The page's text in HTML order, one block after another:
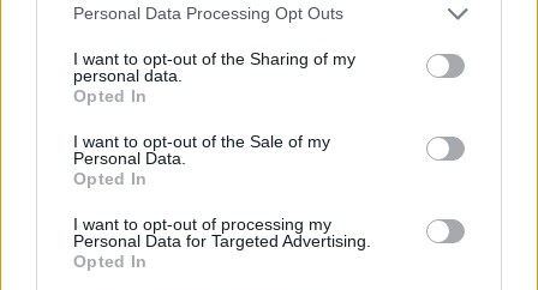
Personal Data Processing Opt Outs
I want to opt-out of the Sharing of my
personal data.
Opted In
I want to opt-out of the Sale of my
Personal Data.
Opted In
I want to opt-out of processing my
Personal Data for Targeted Advertising.
Opted In
sorveglianza si estende a lezioni,
cortili, spazi comuni, ricreazione e
attività esterne . Diversi elementi
modulano la responsabilità: l’età e la
maturazione dell’alunno, il numero di
studenti affidati a ciascun docente, la